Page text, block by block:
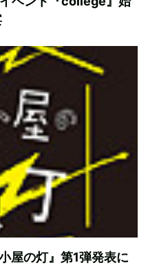
屋の灯』第1弾発表に